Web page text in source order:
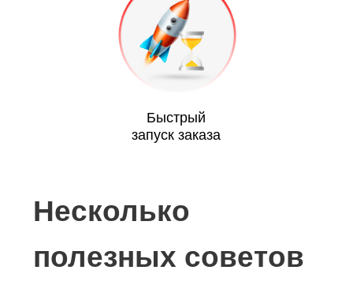
Быстрый
запуск заказа
Несколько
полезных советов